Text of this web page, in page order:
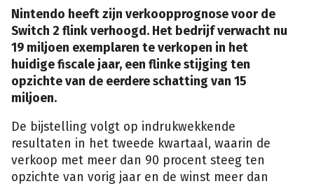
Nintendo heeft zijn verkoopprognose voor de
Switch 2 flink verhoogd. Het bedrijf verwacht nu
19 miljoen exemplaren te verkopen in het
huidige fiscale jaar, een flinke stijging ten
opzichte van de eerdere schatting van 15
miljoen.
De bijstelling volgt op indrukwekkende
resultaten in het tweede kwartaal, waarin de
verkoop met meer dan 90 procent steeg ten
opzichte van vorig jaar en de winst meer dan